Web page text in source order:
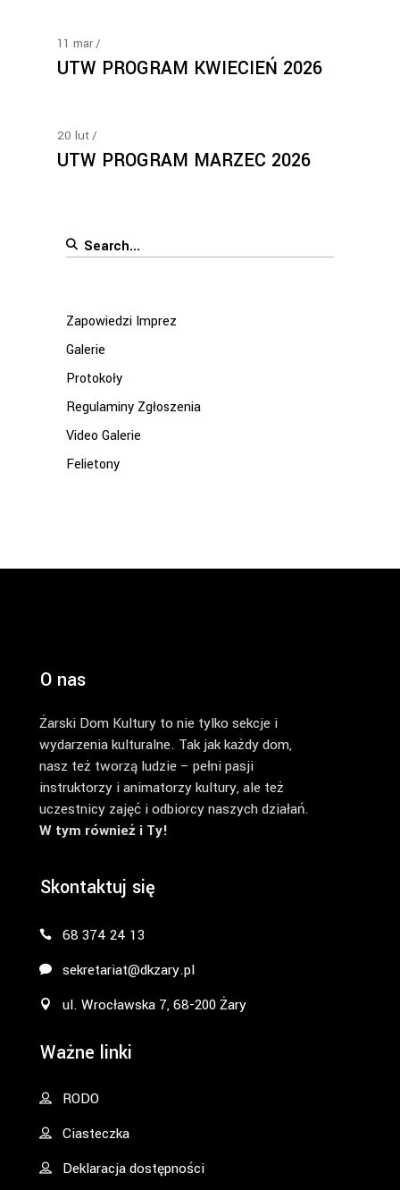
11 mar
UTW PROGRAM KWIECIEŃ 2026
20 lut
UTW PROGRAM MARZEC 2026
Search
Zapowiedzi Imprez
Galerie
Protokoły
Regulaminy Zgłoszenia
Video Galerie
Felietony
O nas
Żarski Dom Kultury to nie tylko sekcje i
wydarzenia kulturalne. Tak jak każdy dom,
nasz też tworzą ludzie – pełni pasji
instruktorzy i animatorzy kultury, ale też
uczestnicy zajęć i odbiorcy naszych działań.
W tym również i Ty!
Skontaktuj się
68 374 24 13
sekretariat@dkzary.pl
ul. Wrocławska 7, 68-200 Żary
Ważne linki
RODO
Ciasteczka
Deklaracja dostępności